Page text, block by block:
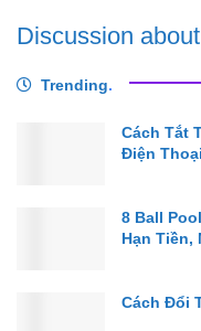
Discussion
Trending.
Cách Tắt
Điện
8 Ball
Hạn Tiền,
Cách Đổi